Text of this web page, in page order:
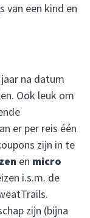
van een kind en
na datum
Ook leuk om
er per reis één
zijn in te
en micro
i.s.m. de
zijn (bijna